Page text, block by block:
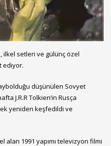
ilkel setleri ve gülünç özel
ediyor.
düşünülen Sovyet
J.R.R Tolkien’in Rusça
yeniden keşfedildi ve
alan 1991 yapımı televizyon filmi